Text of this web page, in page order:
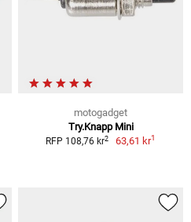
motogadget
Try.Knapp Mini
RFP 108,76 kr2 63,61 kr1